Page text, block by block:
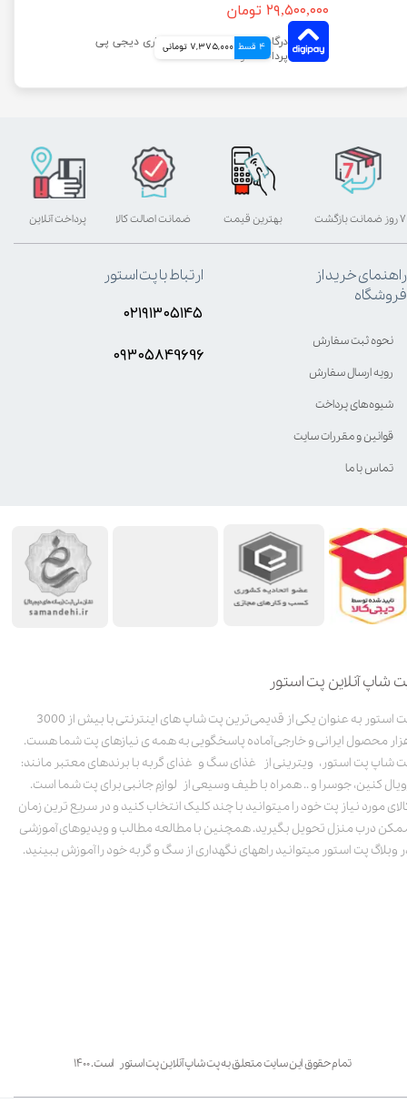
۲۹,۵۰۰,۰۰۰ تومان
4 قسط 7,375,000 تومانی
شاپ آنلاین پت استور
پت استور به عنوان یکی از قدیمی‌ترین پت شاپ های اینترنتی با بیش از 3000
محصول ایرانی و خارجی آماده پاسخگویی به همه ی نیازهای پت شما هست.
شاپ پت استور، ویترینی از غذای سگ و غذای گربه با برندهای معتبر مانند:
کنین، جوسرا و .. همراه با طیف وسیعی از لوازم جانبی برای پت شما است.
مورد نیاز پت خود را میتوانید با چند کلیک انتخاب کنید و در سریع ترین زمان
درب منزل تحویل بگیرید. همچنین با مطالعه مطالب و ویدیوهای آموزشی
وبلاگ پت استور میتوانید راههای نگهداری از سگ و گربه خود را آموزش ببینید.
تمام حقوق این سایت متعلق به پت شاپ آنلاین پت استور است. ۱۴۰۰
بهترین قیمت پرداخت آنلاین ۷ روز ضمانت بازگشت ضمانت اصالت کالا
راهنمای خرید از
فروشگاه
نحوه ثبت سفارش
رویه ارسال سفارش
شیوه‌های پرداخت
قوانین و مقررات سایت
تماس با ما
ارتباط با پت استور
۰۲۱۹۱۳۰۵۱۴۵
۰۹۳۰۵8۴9696